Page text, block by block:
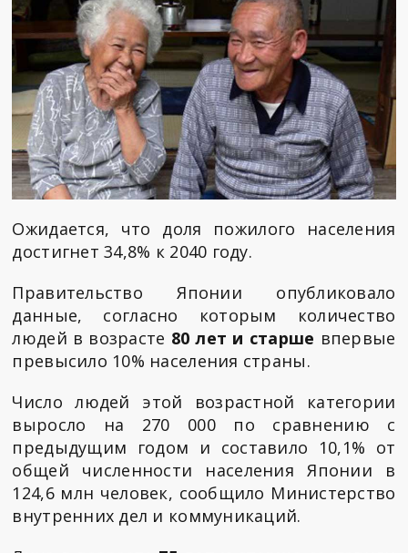
Ожидается, что доля пожилого населения
достигнет 34,8% к 2040 году.
Правительство Японии опубликовало
данные, согласно которым количество
людей в возрасте 80 лет и старше впервые
превысило 10% населения страны.
Число людей этой возрастной категории
выросло на 270 000 по сравнению с
предыдущим годом и составило 10,1% от
общей численности населения Японии в
124,6 млн человек, сообщило Министерство
внутренних дел и коммуникаций.